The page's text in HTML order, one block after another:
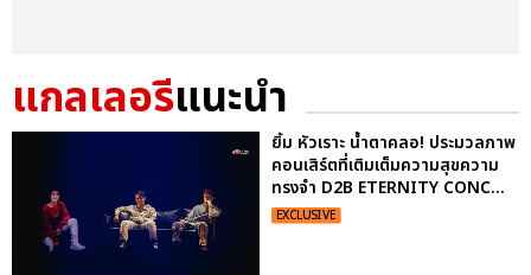
แกลเลอรีแนะนำ
ยิ้ม หัวเราะ น้ำตาคลอ! ประมวลภาพ
คอนเสิร์ตที่เติมเต็มความสุขความ
ทรงจำ D2B ETERNITY CONC...
EXCLUSIVE